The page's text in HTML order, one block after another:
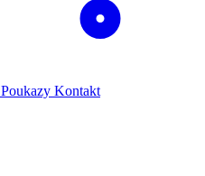
Poukazy Kontakt